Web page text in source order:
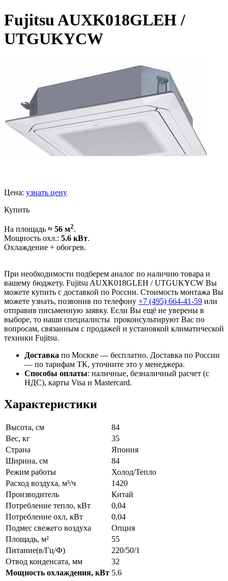
Fujitsu AUXK018GLEH /
UTGUKYCW
Цена: узнать цену
Купить
На площадь ≈ 56 м2.
Мощность охл.: 5.6 кВт.
Охлаждение + обогрев.
При необходимости подберем аналог по наличию товара и
вашему бюджету. Fujitsu AUXK018GLEH / UTGUKYCW Вы
можете купить с доставкой по России. Стоимость монтажа Вы
можете узнать, позвонив по телефону +7 (495) 664-41-59 или
отправив письменную заявку. Если Вы ещё не уверены в
выборе, то наши специалисты проконсультируют Вас по
вопросам, связанным с продажей и установкой климатической
техники Fujitsu.
Доставка по Москве — бесплатно. Доставка по России
— по тарифам ТК, уточните это у менеджера.
Способы оплаты: наличные, безналичный расчет (с
НДС), карты Visa и Mastercard.
Характеристики
Высота, см
84
Вес, кг
35
Страна
Япония
Ширина, см
84
Режим работы
Холод/Тепло
Расход воздуха, м³/ч
1420
Производитель
Китай
Потребление тепло, кВт
0,04
Потребление охл, кВт
0,04
Подмес свежего воздуха
Опция
Площадь, м²
55
Питание(в/Гц/Ф)
220/50/1
Отвод конденсата, мм
32
Мощность охлаждения, кВт 5.6